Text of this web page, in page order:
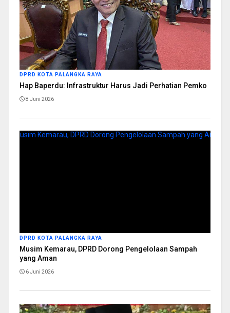
DPRD KOTA PALANGKA RAYA
Hap Baperdu: Infrastruktur Harus Jadi Perhatian Pemko
8 Juni 2026
DPRD KOTA PALANGKA RAYA
Musim Kemarau, DPRD Dorong Pengelolaan Sampah
yang Aman
6 Juni 2026